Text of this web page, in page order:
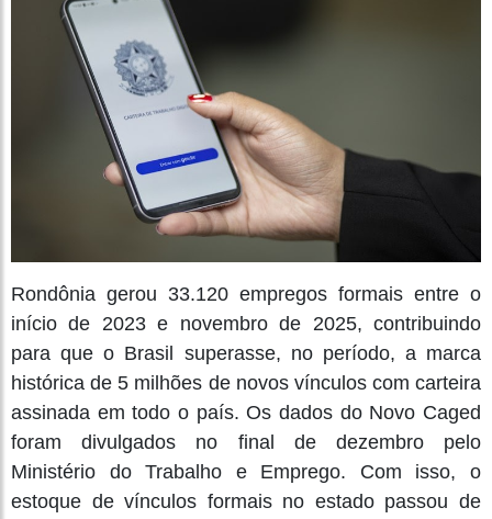
Rondônia gerou 33.120 empregos formais entre o
início de 2023 e novembro de 2025, contribuindo
para que o Brasil superasse, no período, a marca
histórica de 5 milhões de novos vínculos com carteira
assinada em todo o país. Os dados do Novo Caged
foram divulgados no final de dezembro pelo
Ministério do Trabalho e Emprego. Com isso, o
estoque de vínculos formais no estado passou de